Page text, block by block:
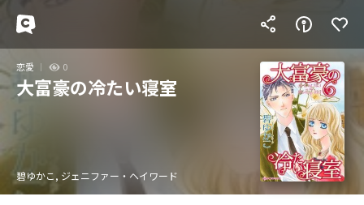
恋愛 0
大富豪の冷たい寝室
碧ゆかこ, ジェニファー・ヘイワード